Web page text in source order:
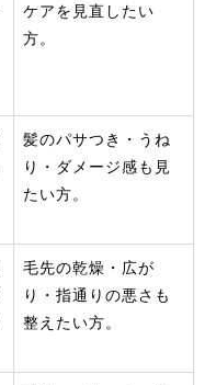
ケアを見直したい
方。
髪のパサつき・うね
り・ダメージ感も見
たい方。
毛先の乾燥・広が
り・指通りの悪さも
整えたい方。